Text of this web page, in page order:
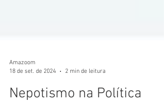
18 de set. de 2024
2 min de leitura